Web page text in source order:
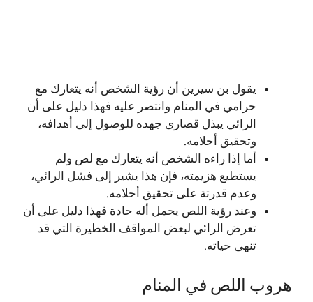
يقول بن سيرين أن رؤية الشخص أنه يتعارك مع
حرامي في المنام وانتصر عليه فهذا دليل على أن
الرائي يبذل قصارى جهده للوصول إلى أهدافه،
وتحقيق أحلامه.
أما إذا راءه الشخص أنه يتعارك مع لص ولم
يستطيع هزيمته، فإن هذا يشير إلى فشل الرائي،
وعدم قدرتة على تحقيق أحلامه.
وعند رؤية اللص يحمل أله حادة فهذا دليل على أن
تعرض الرائي لبعض المواقف الخطيرة التي قد
تنهى حياته.
هروب اللص في المنام